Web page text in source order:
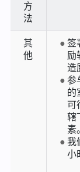
方
法
其
他
签
励
造
参
的
可
辖
素
我
小